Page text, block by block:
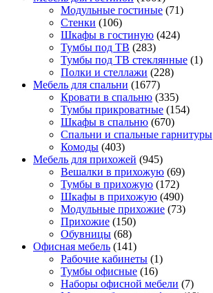
Модульные гостиные (71)
Стенки (106)
Шкафы в гостиную (424)
Тумбы под ТВ (283)
Тумбы под ТВ стеклянные (1)
Полки и стеллажи (228)
Мебель для спальни (1677)
Кровати в спальню (335)
Тумбы прикроватные (154)
Шкафы в спальню (670)
Спальни и спальные гарнитуры
Комоды (403)
Мебель для прихожей (945)
Вешалки в прихожую (69)
Тумбы в прихожую (172)
Шкафы в прихожую (490)
Модульные прихожие (73)
Прихожие (150)
Обувницы (68)
Офисная мебель (141)
Рабочие кабинеты (1)
Тумбы офисные (16)
Наборы офисной мебели (7)